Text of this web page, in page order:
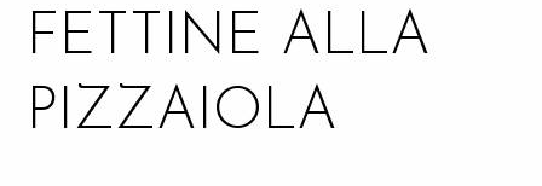
FETTINE ALLA
PIZZAIOLA